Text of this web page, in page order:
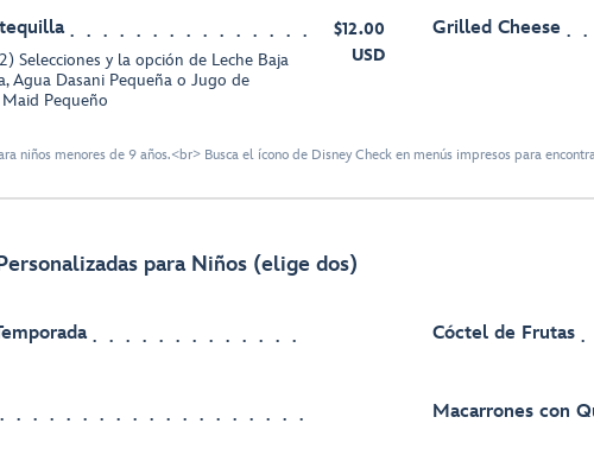
Selecciones y la opción de Leche Baja
Agua Dasani Pequeña o Jugo de
Pequeño
$12.00
USD
Grilled Cheese
niños menores de 9 años.<br> Busca el ícono de Disney Check en menús impresos para
para Niños (elige dos)
Cóctel de Frutas
Macarrones con